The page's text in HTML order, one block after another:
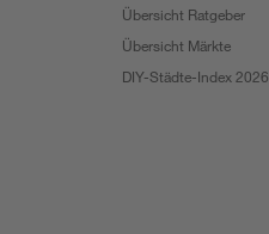
Übersicht Ratgeber
Übersicht Märkte
DIY-Städte-Index 2026